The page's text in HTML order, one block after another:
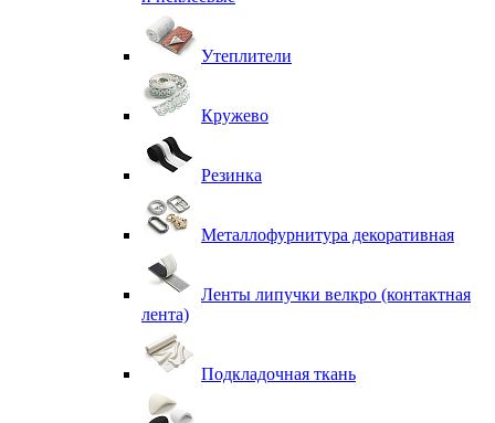
Утеплители
Кружево
Резинка
Металлофурнитура декоративная
Ленты липучки велкро (контактная
лента)
Подкладочная ткань